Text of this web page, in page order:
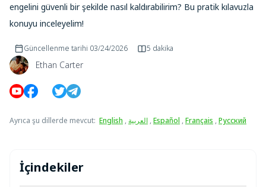
engelini güvenli bir şekilde nasıl kaldırabilirim? Bu pratik kılavuzla
konuyu inceleyelim!
Ethan Carter
Güncellenme tarihi 03/24/2026 5 dakika
Ayrıca şu dillerde mevcut: English , العربية ,Español ,Français ,Русский
İçindekiler